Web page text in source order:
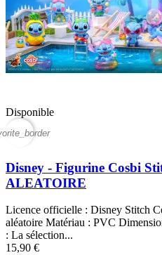
Disponible
Disney - Figurine Cosbi
ALEATOIRE
Licence officielle : Disney Stitch
aléatoire Matériau : PVC
: La sélection...
15,90 €